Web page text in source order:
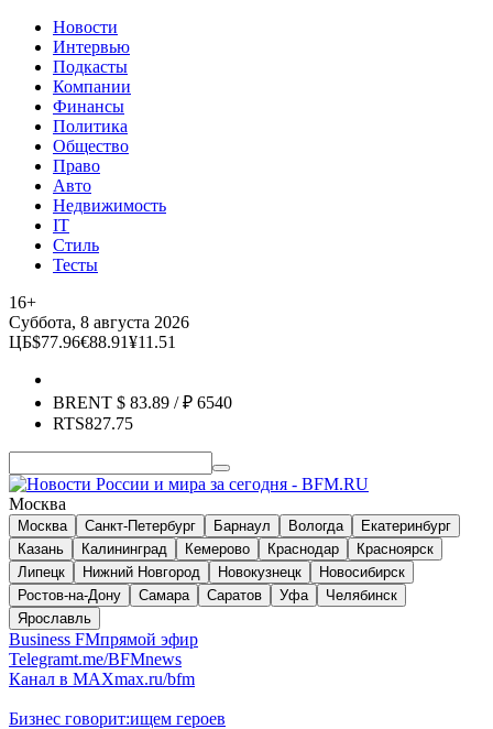
Новости
Интервью
Подкасты
Компании
Финансы
Политика
Общество
Право
Авто
Недвижимость
IT
Стиль
Тесты
16+
Суббота, 8 августа 2026
ЦБ$77.96€88.91¥11.51
BRENT $ 83.89 / ₽ 6540
RTS827.75
Москва
Москва Санкт-Петербург Барнаул Вологда
Екатеринбург
Казань
Калининград Кемерово Краснодар
Красноярск
Липецк
Нижний Новгород Новокузнецк
Новосибирск
Ростов-на-Дону
Самара Саратов Уфа
Челябинск
Ярославль
Business FMпрямой эфир
Telegramt.me/BFMnews
Канал в MAXmax.ru/bfm
Бизнес говорит:ищем героев